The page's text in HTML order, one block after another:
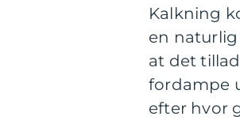
Kalkning
en
at det
fordampe
efter hvor